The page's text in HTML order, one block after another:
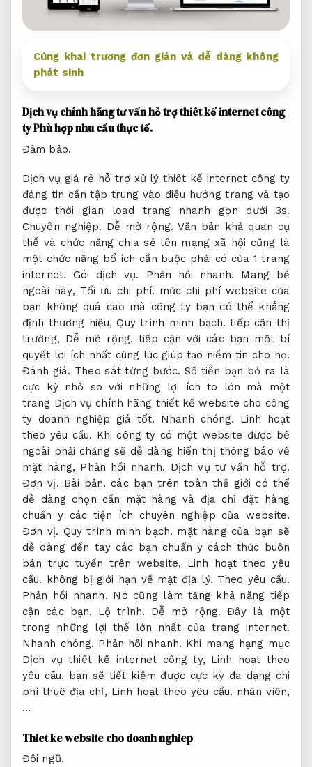
Cúng khai trương đơn giản và dễ dàng không
phát sinh
Dịch vụ chính hãng tư vấn hỗ trợ thiêt kế internet công
tyPhù hợp nhu cầu thực tế.
Đảm bảo.
Dịch vụ giá rẻ hỗ trợ xử lý thiêt kế internet công ty
đáng tin cần tập trung vào điều hướng trang và tạo
được thời gian load trang nhanh gọn dưới 3s.
Chuyên nghiệp. Dễ mở rộng. Văn bản khả quan cụ
thể và chức năng chia sẻ lên mạng xã hội cũng là
một chức năng bổ ích cần buộc phải có của 1 trang
internet. Gói dịch vụ. Phản hồi nhanh. Mang bề
ngoài này, Tối ưu chi phí. mức chi phí website của
bạn không quá cao mà công ty bạn có thể khẳng
định thương hiệu,Quy trình minh bạch. tiếp cận thị
trường, Dễ mở rộng. tiếp cận với các bạn một bí
quyết lợi ích nhất cùng lúc giúp tạo niềm tin cho họ.
Đánh giá. Theo sát từng bước. Số tiền bạn bỏ ra là
cực kỳ nhỏ so với những lợi ích to lớn mà một
trang Dịch vụ chính hãng thiết kế website cho công
ty doanh nghiệp giá tốt. Nhanh chóng.
Linh hoạt
theo yêu cầu. Khi công ty có một website được bề
ngoài phải chăng sẽ dễ dàng hiển thị thông báo về
mặt hàng, Phản hồi nhanh. Dịch vụ tư vấn hỗ trợ.
Đơn vị. Bài bản. các bạn trên toàn thế giới có thể
dễ dàng chọn cần mặt hàng và địa chỉ đặt hàng
chuẩn y các tiện ích chuyên nghiệp của website.
Đơn vị. Quy trình minh bạch. mặt hàng của bạn sẽ
dễ dàng đến tay các bạn chuẩn y cách thức buôn
bán trực tuyến trên website, Linh hoạt theo yêu
cầu. không bị giới hạn về mặt địa lý. Theo yêu cầu.
Phản hồi nhanh. Nó cũng làm tăng khả năng tiếp
cận các bạn. Lộ trình. Dễ mở rộng. Đây là một
trong những lợi thế lớn nhất của trang internet.
Nhanh chóng. Phản hồi nhanh. Khi mang hạng mục
Dịch vụ thiêt kế internet công ty, Linh hoạt theo
yêu cầu. bạn sẽ tiết kiệm được cực kỳ đa dạng chi
phí thuê địa chỉ, Linh hoạt theo yêu cầu. nhân viên,
…
Thiet ke website cho doanh nghiep
Đội ngũ.